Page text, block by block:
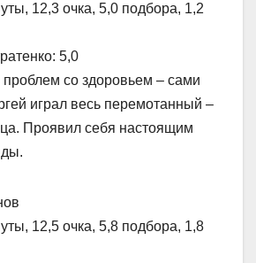
12,3 очка, 5,0 подбора, 1,2
5,0
проблем со здоровьем – сами
играл весь перемотанный –
Проявил себя настоящим
12,5 очка, 5,8 подбора, 1,8